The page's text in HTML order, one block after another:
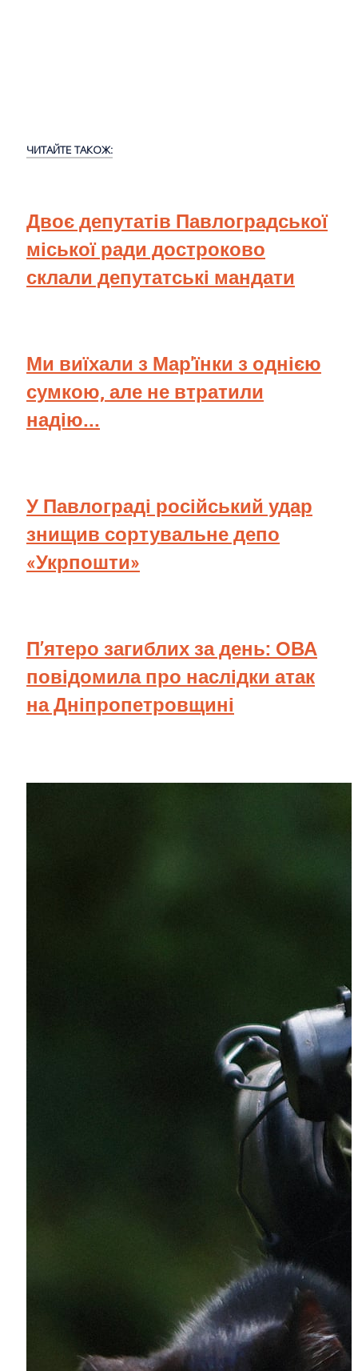
ЧИТАЙТЕ ТАКОЖ:
Двоє депутатів Павлоградської
міської ради достроково
склали депутатські мандати
Ми виїхали з Мар'їнки з однією
сумкою, але не втратили
надію...
У Павлограді російський удар
знищив сортувальне депо
«Укрпошти»
П’ятеро загиблих за день: ОВА
повідомила про наслідки атак
на Дніпропетровщині